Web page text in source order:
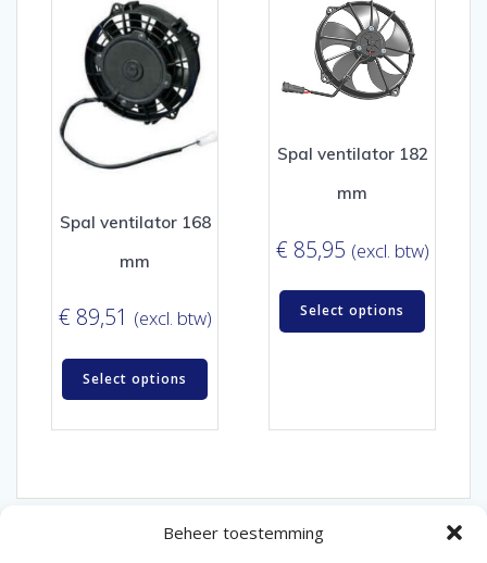
Beheer toestemming
Spal ventilator 168
mm
€ 89,51 (excl. btw)
Select options
Spal ventilator 182
mm
€ 85,95 (excl. btw)
Select options